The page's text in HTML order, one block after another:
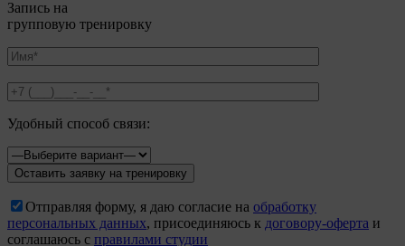
Запись на
групповую тренировку
Удобный способ связи:
Отправляя форму, я даю согласие на обработку
персональных данных, присоединяюсь к договору-оферта и
соглашаюсь с правилами студии